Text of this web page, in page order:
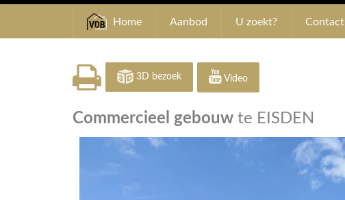
Home Aanbod U zoekt? Contact
3D bezoek Video
Commercieel gebouw te EISDEN